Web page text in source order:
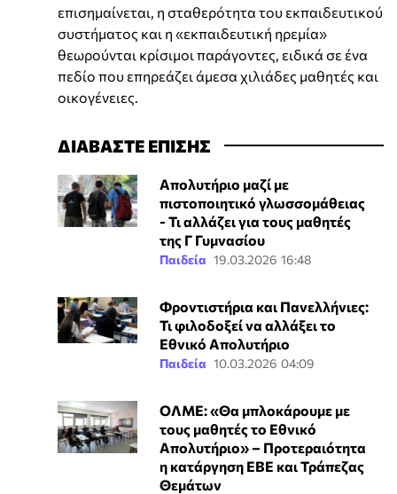
επισημαίνεται, η σταθερότητα του εκπαιδευτικού
συστήματος και η «εκπαιδευτική ηρεμία»
θεωρούνται κρίσιμοι παράγοντες, ειδικά σε ένα
πεδίο που επηρεάζει άμεσα χιλιάδες μαθητές και
οικογένειες.
ΔΙΑΒΑΣΤΕ ΕΠΙΣΗΣ
Απολυτήριο μαζί με
πιστοποιητικό γλωσσομάθειας
- Τι αλλάζει για τους μαθητές
της Γ Γυμνασίου
Παιδεία 19.03.2026 16:48
Φροντιστήρια και Πανελλήνιες:
Τι φιλοδοξεί να αλλάξει το
Εθνικό Απολυτήριο
Παιδεία 10.03.2026 04:09
ΟΛΜΕ: «Θα μπλοκάρουμε με
τους μαθητές το Εθνικό
Απολυτήριο» – Προτεραιότητα
η κατάργηση ΕΒΕ και Τράπεζας
Θεμάτων